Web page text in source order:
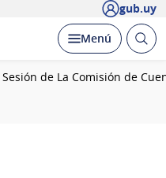
gub.uy
Desplegar
Menú Abrir
Sesión de La Comisión de